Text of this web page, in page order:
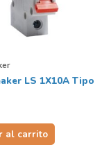
LS 1X10A Tipo
al carrito